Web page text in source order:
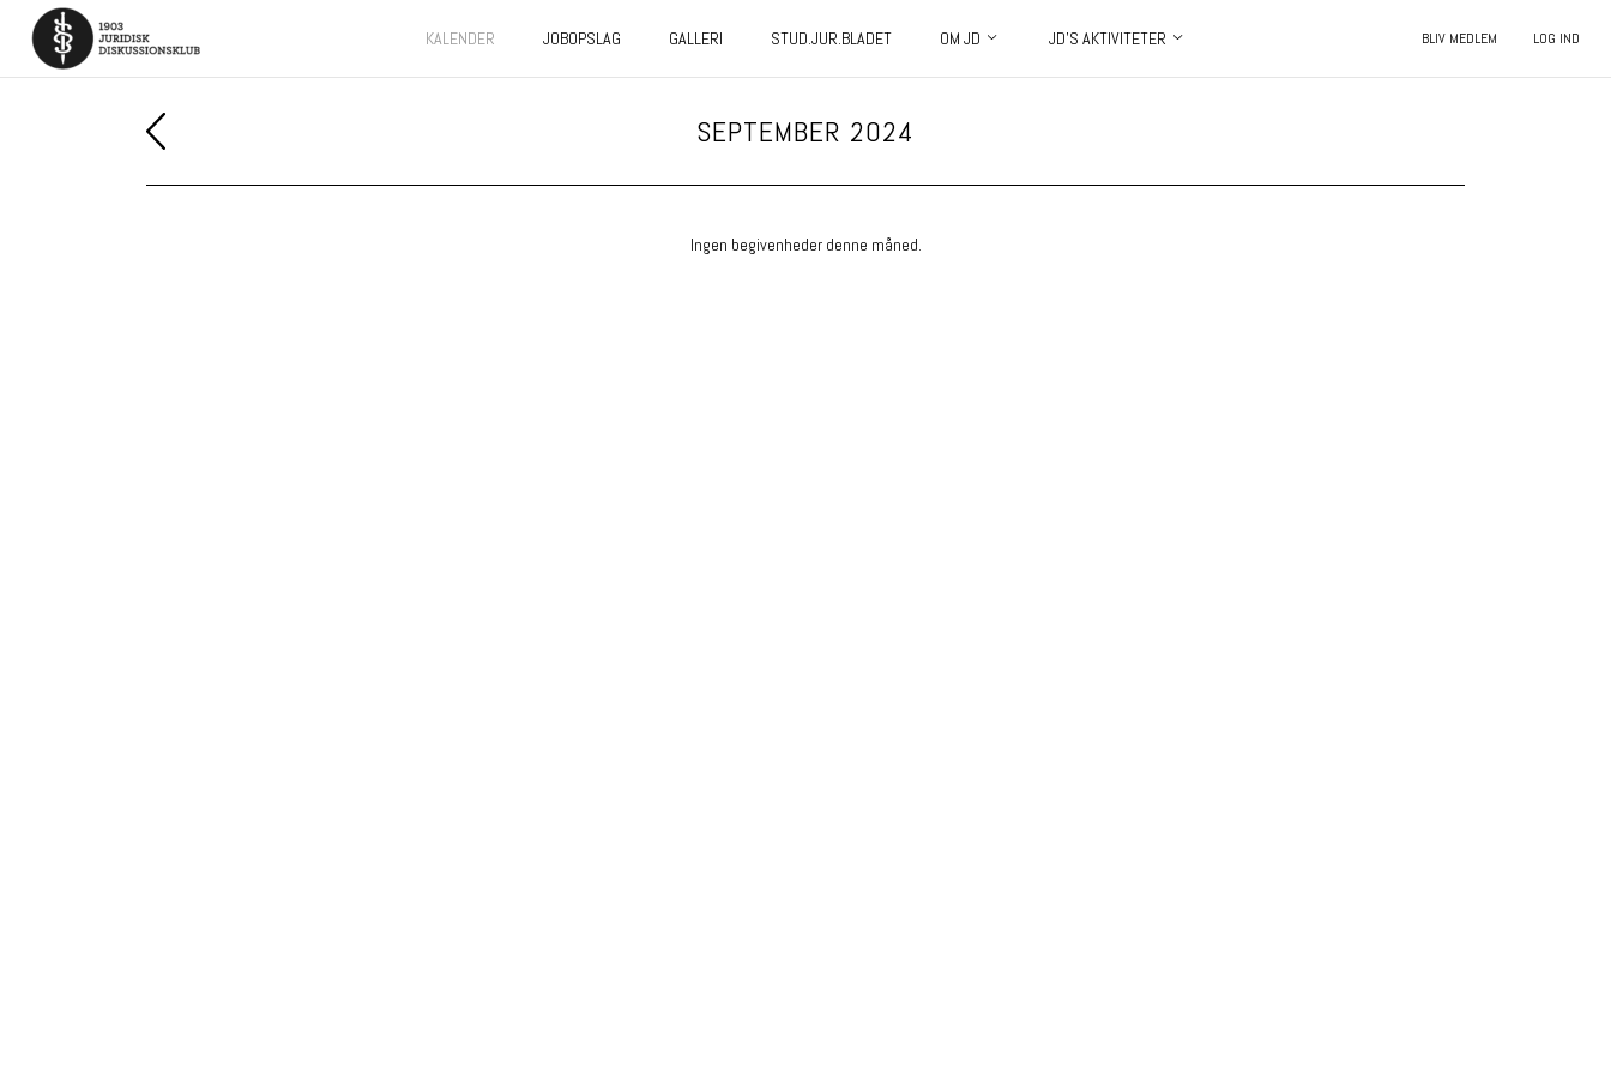
KALENDER JOBOPSLAG GALLERI STUD.JUR.BLADET OM JD JD’S AKTIVITETER BLIV MEDLEM LOG IND
SEPTEMBER 2024
Ingen begivenheder denne måned.